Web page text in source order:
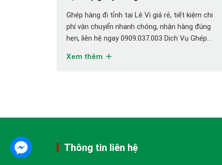
Ghép hàng đi tỉnh tại Lê Vi giá rẻ, tiết kiệm chi
phí vận chuyển nhanh chóng, nhận hàng đúng
hẹn, liên hệ ngay 0909.037.003 Dịch Vụ Ghép
Toàn Bạn có bao giờ tự hỏi làm thế nào để gửi
Xem thêm
Thông tin liên hệ